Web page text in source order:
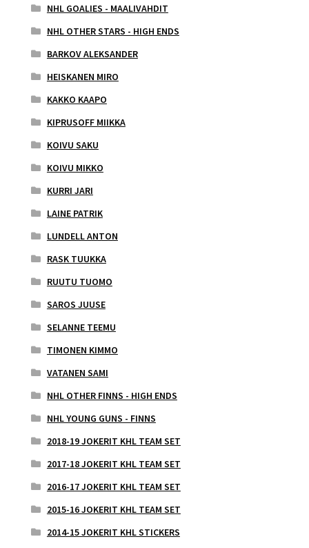
NHL GOALIES - MAALIVAHDIT
NHL OTHER STARS - HIGH ENDS
BARKOV ALEKSANDER
HEISKANEN MIRO
KAKKO KAAPO
KIPRUSOFF MIIKKA
KOIVU SAKU
KOIVU MIKKO
KURRI JARI
LAINE PATRIK
LUNDELL ANTON
RASK TUUKKA
RUUTU TUOMO
SAROS JUUSE
SELANNE TEEMU
TIMONEN KIMMO
VATANEN SAMI
NHL OTHER FINNS - HIGH ENDS
NHL YOUNG GUNS - FINNS
2018-19 JOKERIT KHL TEAM SET
2017-18 JOKERIT KHL TEAM SET
2016-17 JOKERIT KHL TEAM SET
2015-16 JOKERIT KHL TEAM SET
2014-15 JOKERIT KHL STICKERS